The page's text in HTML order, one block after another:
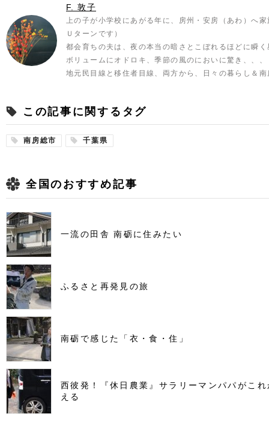
F. 敦子
上の子が小学校にあがる年に、房州・安房（あわ）へ
Ｕターンです）
都会育ちの夫は、夜の本当の暗さとこぼれるほどに瞬
ボリュームにオドロキ、季節の風のにおいに驚き、、、
地元民目線と移住者目線、両方から、日々の暮らし＆
この記事に関するタグ
南房総市 千葉県
全国のおすすめ記事
一流の田舎 南砺に住みたい
ふるさと再発見の旅
南砺で感じた「衣・食・住」
西彼発！『休日農業』サラリーマンパパがこ
える